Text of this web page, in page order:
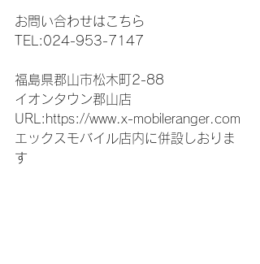
お問い合わせはこちら
TEL:024-953-7147
福島県郡山市松木町2-88
イオンタウン郡山店
URL:https://www.x-mobileranger.com
エックスモバイル店内に併設しおりま
す